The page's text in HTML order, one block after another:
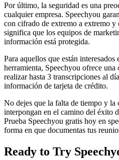
Por último, la seguridad es una
cualquier empresa. Speechyou
con cifrado de extremo a extremo
significa que los equipos de
información está protegida.
Para aquellos que están
herramienta, Speechyou ofrece
realizar hasta 3 transcripciones al
información de tarjeta de crédito.
No dejes que la falta de tiempo y la
interpongan en el camino del éxito
Prueba Speechyou gratis hoy en
forma en que documentas tus
Ready to Try